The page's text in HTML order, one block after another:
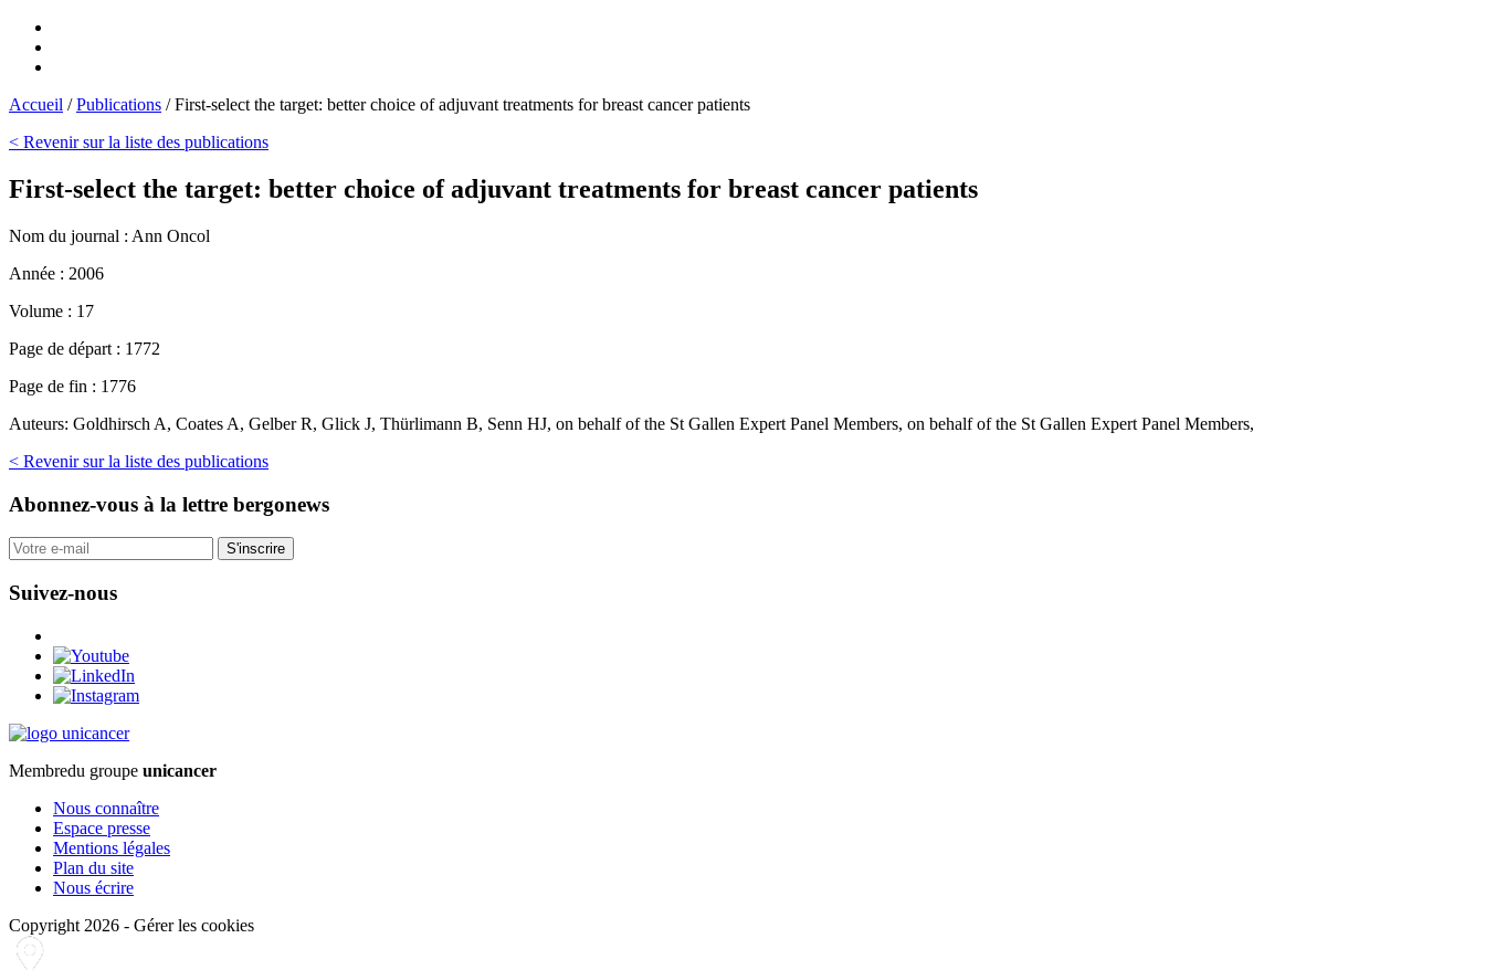
Accueil /Publications /First-select the target: better choice of adjuvant treatments for breast cancer patients
< Revenir sur la liste des publications
First-select the target: better choice of adjuvant treatments for breast cancer patients
Nom du journal : Ann Oncol
Année : 2006
Volume : 17
Page de départ : 1772
Page de fin : 1776
Auteurs: Goldhirsch A, Coates A, Gelber R, Glick J, Thürlimann B, Senn HJ, on behalf of the St Gallen Expert Panel Members, on behalf of the St Gallen Expert Panel Members,
< Revenir sur la liste des publications
Abonnez-vous à la lettre bergonews
S'inscrire
Suivez-nous
Membredu groupe unicancer
Nous connaître
Espace presse
Mentions légales
Plan du site
Nous écrire
Copyright 2026 - Gérer les cookies